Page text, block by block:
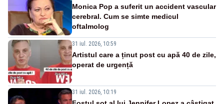
Monica Pop a suferit un accident vascular
cerebral. Cum se simte medicul
oftalmolog
31 iul. 2026, 10:59
Artistul care a ținut post cu apă 40 de zile,
operat de urgență
31 iul. 2026, 10:19